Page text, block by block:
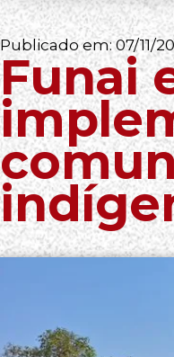
Publicado em:07/11/
Funai